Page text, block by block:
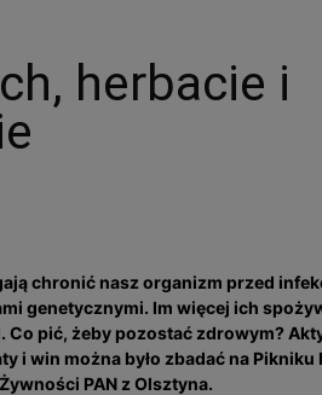
herbacie i
chronić nasz organizm przed
genetycznymi. Im więcej ich
Co pić, żeby pozostać zdrowym?
i win można było zbadać na Pikniku
PAN z Olsztyna.